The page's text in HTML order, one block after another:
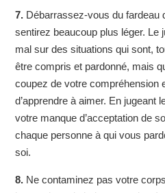
7. Débarrassez-vous du
sentirez beaucoup plus léger. Le
mal sur des situations qui sont,
être compris et pardonné, mais
coupez de votre compréhension
d’apprendre à aimer. En jugeant
votre manque d’acceptation de
chaque personne à qui vous
soi.
8. Ne contaminez pas votre